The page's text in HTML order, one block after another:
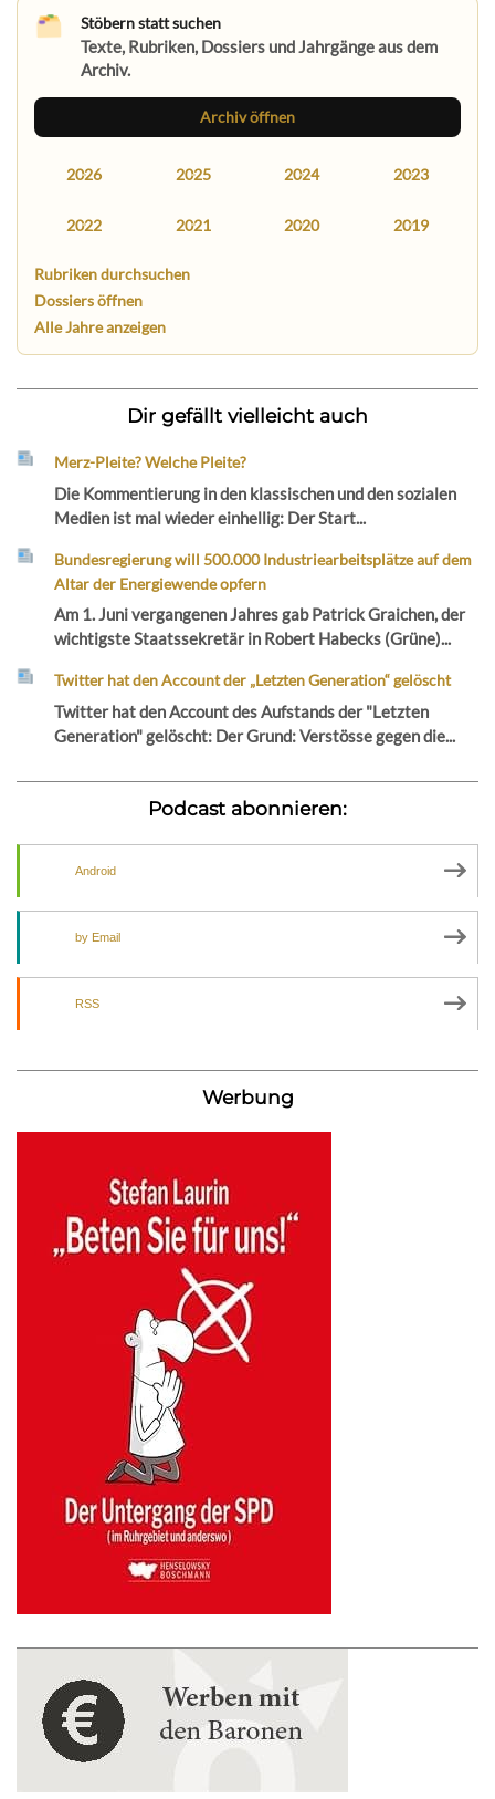
Stöbern statt suchen
Texte, Rubriken, Dossiers und Jahrgänge aus dem
Archiv.
Archiv öffnen
2026 2025 2024 2023
2022 2021 2020 2019
Rubriken durchsuchen
Dossiers öffnen
Alle Jahre anzeigen
Dir gefällt vielleicht auch
Merz-Pleite? Welche Pleite?
Die Kommentierung in den klassischen und den sozialen
Medien ist mal wieder einhellig: Der Start...
Bundesregierung will 500.000 Industriearbeitsplätze auf dem
Altar der Energiewende opfern
Am 1. Juni vergangenen Jahres gab Patrick Graichen, der
wichtigste Staatssekretär in Robert Habecks (Grüne)...
Twitter hat den Account der „Letzten Generation“ gelöscht
Twitter hat den Account des Aufstands der "Letzten
Generation" gelöscht: Der Grund: Verstösse gegen die...
Podcast abonnieren:
Android
by Email
RSS
Werbung